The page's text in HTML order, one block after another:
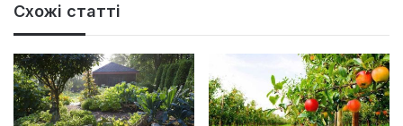
Схожі статті